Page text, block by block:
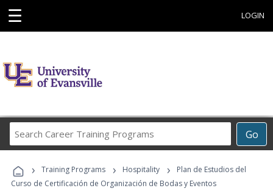
☰ LOGIN
Go
Career
Programs
› Training Programs › Hospitality ›
Plan de Estudios del
Curso de Certificación de Organización de Bodas y Eventos